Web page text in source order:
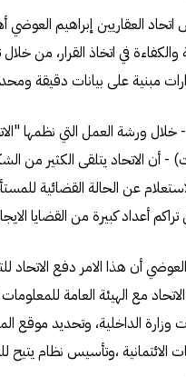
العقاريين إبراهيم العوضي
والكفاءة في اتخاذ القرار، من
مبنية على بيانات دقيقة
ورشة العمل التي نظمها
أن الاتحاد يتلقى الكثير من
عن الحالة القضائية
أعداد كبيرة من القضايا
أن هذا الامر دفع الاتحاد
مع الهيئة العامة للمعلومات
وزارة الداخلية، وتحديد موقع
الائتمانية ،وتأسيس نظام يتيح